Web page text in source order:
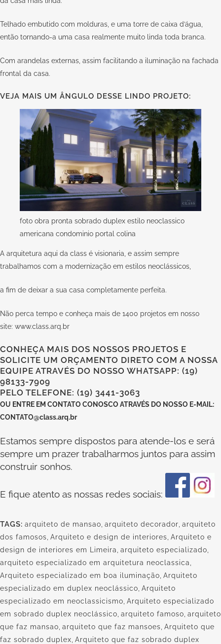
Telhado embutido com molduras, e uma torre de caixa d’água,
então tornando-a uma casa realmente muito linda toda branca.
Com arandelas externas, assim facilitando a iluminação na fachada
frontal da casa.
VEJA MAIS UM ÂNGULO DESSE LINDO PROJETO:
foto obra pronta sobrado duplex estilo neoclassico
americana condominio portal colina
A arquitetura aqui da class é visionaria, e assim sempre
trabalhamos com a modernização em estilos neoclássicos,
a fim de deixar a sua casa completamente perfeita.
Não perca tempo e conheça mais de 1400 projetos em nosso
site: www.class.arq.br
CONHEÇA MAIS DOS NOSSOS PROJETOS E
SOLICITE UM ORÇAMENTO DIRETO COM A NOSSA
EQUIPE ATRAVÉS DO NOSSO WHATSAPP: (19)
98133-7909
PELO TELEFONE: (19) 3441-3063
OU ENTRE EM CONTATO CONOSCOATRAVÉS DO NOSSO E-MAIL:
CONTATO@class.arq.br
Estamos sempre dispostos para atende-los e será
sempre um prazer trabalharmos juntos para assim
construir sonhos.
E fique atento as nossas redes sociais:
TAGS: arquiteto de mansao arquiteto decorador arquiteto
dos famosos Arquiteto e design de interiores Arquiteto e
design de interiores em Limeira arquiteto especializado
arquiteto especializado em arquitetura neoclassica
Arquiteto especializado em boa iluminação Arquiteto
especializado em duplex neoclássico Arquiteto
especializado em neoclassicismo Arquiteto especializado
em sobrado duplex neoclássico arquiteto famoso arquiteto
que faz mansao arquiteto que faz mansoes Arquiteto que
faz sobrado duplex Arquiteto que faz sobrado duplex